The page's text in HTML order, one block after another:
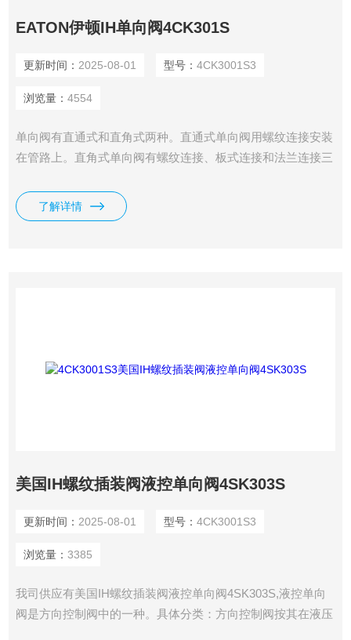
EATON伊顿IH单向阀4CK301S
更新时间： 2025-08-01 型号： 4CK3001S3
浏览量： 4554
单向阀有直通式和直角式两种。直通式单向阀用螺纹连接安装
在管路上。直角式单向阀有螺纹连接、板式连接和法兰连接三
了解详情
美国IH螺纹插装阀液控单向阀4SK303S
更新时间： 2025-08-01 型号： 4CK3001S3
浏览量： 3385
我司供应有美国IH螺纹插装阀液控单向阀4SK303S,液控单向
阀是方向控制阀中的一种。具体分类：方向控制阀按其在液压